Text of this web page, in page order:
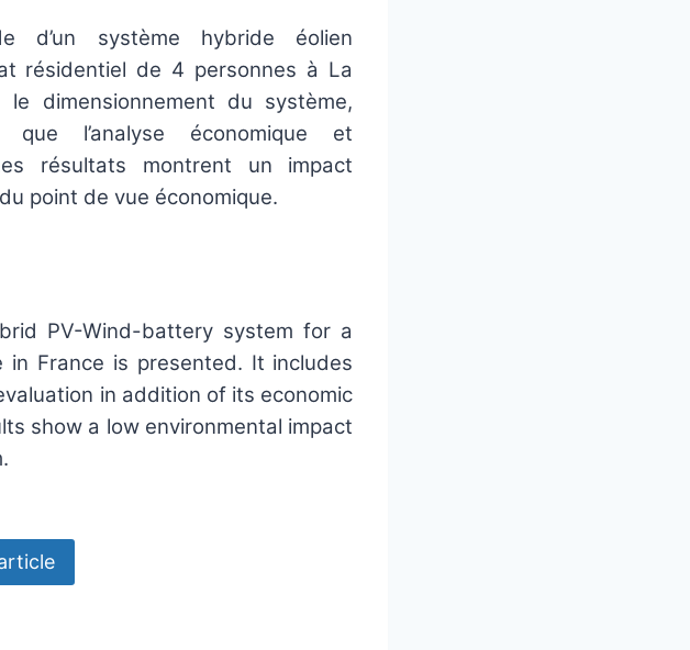
d’un système hybride éolien
résidentiel de 4 personnes à La
dimensionnement du système,
l’analyse économique et
résultats montrent un impact
point de vue économique.
PV-Wind-battery system for a
France is presented. It includes
in addition of its economic
show a low environmental impact